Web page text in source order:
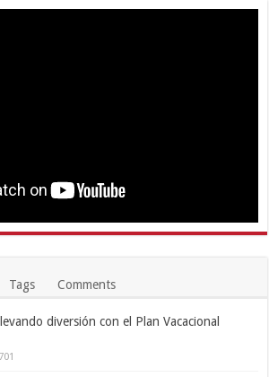
Tags Comments
diversión con el Plan Vacacional